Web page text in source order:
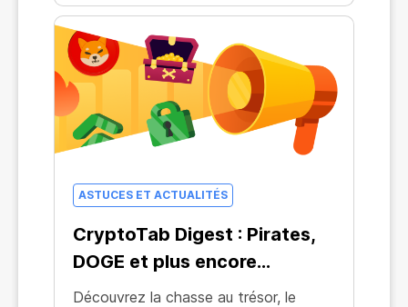
ASTUCES ET ACTUALITÉS
CryptoTab Digest : Pirates,
DOGE et plus encore...
Découvrez la chasse au trésor, le